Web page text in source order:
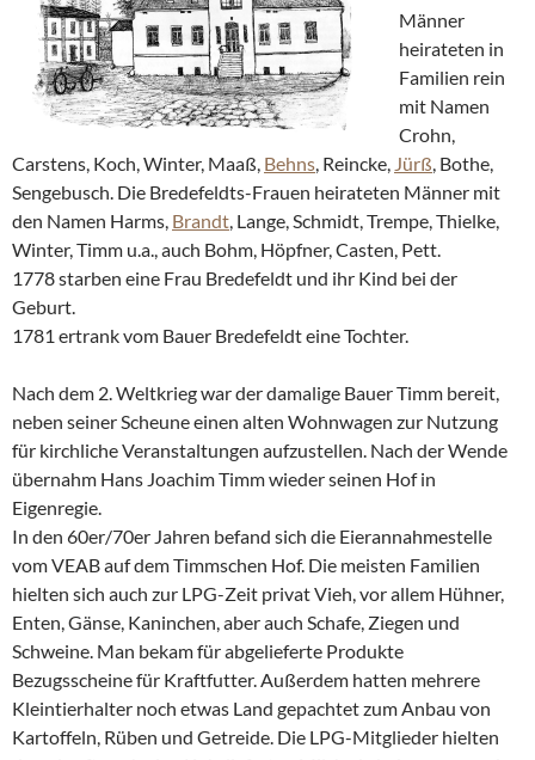
Männer
heirateten in
Familien rein
mit Namen
Crohn,
Carstens, Koch, Winter, Maaß, Behns, Reincke, Jürß, Bothe,
Sengebusch. Die Bredefeldts-Frauen heirateten Männer mit
den Namen Harms, Brandt, Lange, Schmidt, Trempe, Thielke,
Winter, Timm u.a., auch Bohm, Höpfner, Casten, Pett.
1778 starben eine Frau Bredefeldt und ihr Kind bei der
Geburt.
1781 ertrank vom Bauer Bredefeldt eine Tochter.
Nach dem 2. Weltkrieg war der damalige Bauer Timm bereit,
neben seiner Scheune einen alten Wohnwagen zur Nutzung
für kirchliche Veranstaltungen aufzustellen. Nach der Wende
übernahm Hans Joachim Timm wieder seinen Hof in
Eigenregie.
In den 60er/70er Jahren befand sich die Eierannahmestelle
vom VEAB auf dem Timmschen Hof. Die meisten Familien
hielten sich auch zur LPG-Zeit privat Vieh, vor allem Hühner,
Enten, Gänse, Kaninchen, aber auch Schafe, Ziegen und
Schweine. Man bekam für abgelieferte Produkte
Bezugsscheine für Kraftfutter. Außerdem hatten mehrere
Kleintierhalter noch etwas Land gepachtet zum Anbau von
Kartoffeln, Rüben und Getreide. Die LPG-Mitglieder hielten